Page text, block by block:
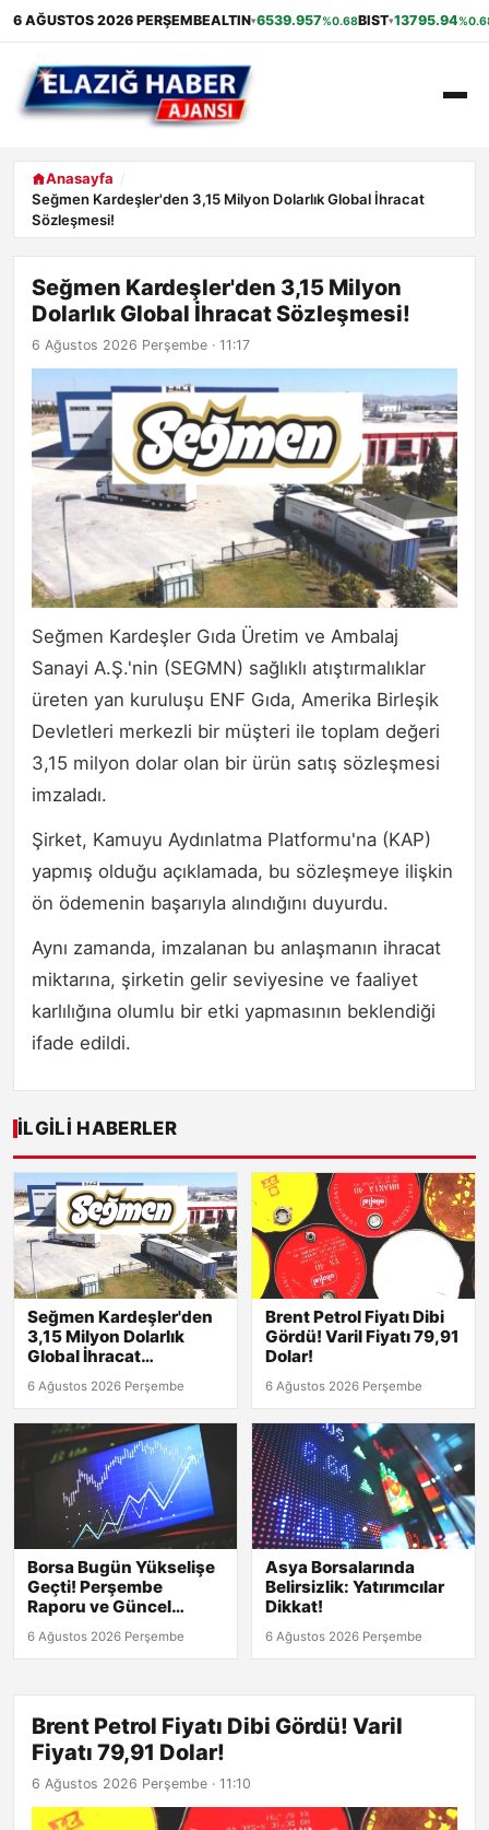
6 AĞUSTOS 2026 PERŞEMBEALTIN▾6539.957%0.68BIST▾13795.94
ANASAYFA
GÜNDEM
SAĞLIK
ALIŞVERIŞ
Anasayfa
Seğmen Kardeşler'den 3,15 Milyon Dolarlık Global İhracat
Sözleşmesi!
Seğmen Kardeşler'den 3,15 Milyon
Dolarlık Global İhracat Sözleşmesi!
6 Ağustos 2026 Perşembe · 11:17
Seğmen Kardeşler Gıda Üretim ve Ambalaj
Sanayi A.Ş.'nin (SEGMN) sağlıklı atıştırmalıklar
üreten yan kuruluşu ENF Gıda, Amerika Birleşik
Devletleri merkezli bir müşteri ile toplam değeri
3,15 milyon dolar olan bir ürün satış sözleşmesi
imzaladı.
Şirket, Kamuyu Aydınlatma Platformu'na (KAP)
yapmış olduğu açıklamada, bu sözleşmeye ilişkin
ön ödemenin başarıyla alındığını duyurdu.
Aynı zamanda, imzalanan bu anlaşmanın ihracat
miktarına, şirketin gelir seviyesine ve faaliyet
karlılığına olumlu bir etki yapmasının beklendiği
ifade edildi.
İLGILI HABERLER
Seğmen Kardeşler'den
3,15 Milyon Dolarlık
Global İhracat
6 Ağustos 2026 Perşembe
Brent Petrol Fiyatı Dibi
Gördü! Varil Fiyatı 79,91
Dolar!
6 Ağustos 2026 Perşembe
Borsa Bugün Yükselişe
Geçti! Perşembe
Raporu ve Güncel
6 Ağustos 2026 Perşembe
Asya Borsalarında
Belirsizlik: Yatırımcılar
Dikkat!
6 Ağustos 2026 Perşembe
Brent Petrol Fiyatı Dibi Gördü! Varil
Fiyatı 79,91 Dolar!
6 Ağustos 2026 Perşembe · 11:10